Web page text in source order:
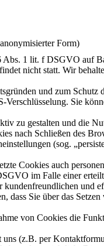
Form)
1 lit. f DSGVO auf
nicht statt. Wir
und zum
Sie
zu gestalten und die
nach Schließen des
(sog.
Cookies auch
im Falle einer
und
dass Sie über das
von Cookies die
(z.B. per